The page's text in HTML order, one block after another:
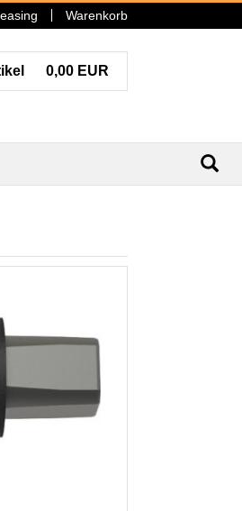
Warenkorb
0,00 EUR